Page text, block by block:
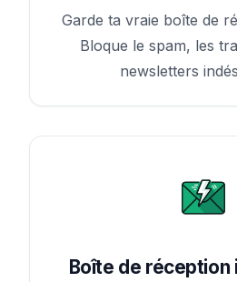
Garde ta vraie boîte de
Bloque le spam, les
newsletters
Boîte de